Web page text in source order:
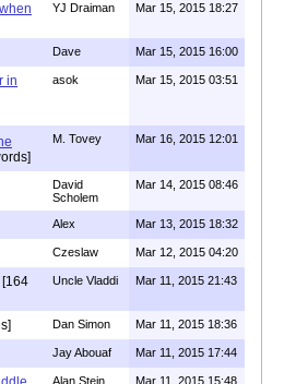
YJ Draiman Mar 15, 2015 18:27
Dave Mar 15, 2015 16:00
in
asok Mar 15, 2015 03:51
M. Tovey Mar 16, 2015 12:01
David
Scholem
Mar 14, 2015 08:46
Alex Mar 13, 2015 18:32
Czeslaw Mar 12, 2015 04:20
[164
Uncle Vladdi Mar 11, 2015 21:43
Dan Simon Mar 11, 2015 18:36
Jay Abouaf Mar 11, 2015 17:44
Alan Stein Mar 11, 2015 15:48